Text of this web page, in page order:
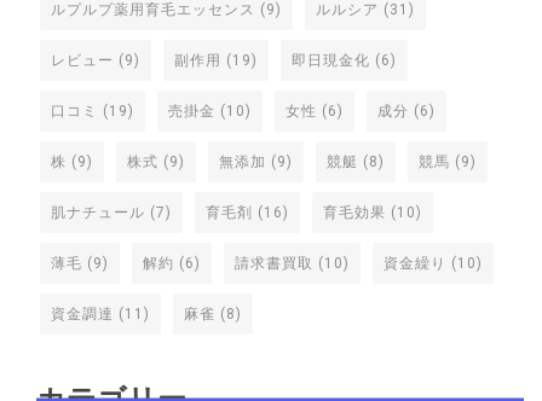
ルプルプ薬用育毛エッセンス (9) ルルシア (31)
レビュー (9) 副作用 (19) 即日現金化 (6)
口コミ (19) 売掛金 (10) 女性 (6) 成分 (6)
株 (9) 株式 (9) 無添加 (9) 競艇 (8) 競馬 (9)
肌ナチュール (7) 育毛剤 (16) 育毛効果 (10)
薄毛 (9) 解約 (6) 請求書買取 (10) 資金繰り (10)
資金調達 (11) 麻雀 (8)